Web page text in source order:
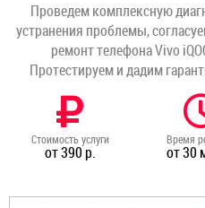
Проведем комплексную
устранения проблемы,
ремонт телефона Vivo
Протестируем и дадим
Стоимость услуги
от 390 р.
Время
от 30